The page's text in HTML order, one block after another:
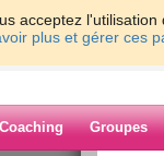
acceptez
plus et gérer ces
Coaching Groupes